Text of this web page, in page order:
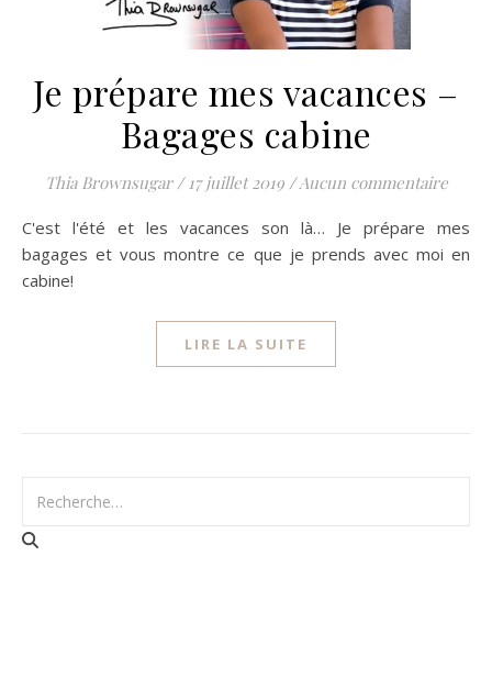
Je prépare mes vacances –
Bagages cabine
Thia Brownsugar / 17 juillet 2019 /Aucun commentaire
C'est l'été et les vacances son là… Je prépare mes
bagages et vous montre ce que je prends avec moi en
cabine!
LIRE LA SUITE